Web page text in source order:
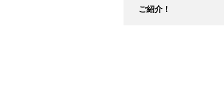
ご紹介！